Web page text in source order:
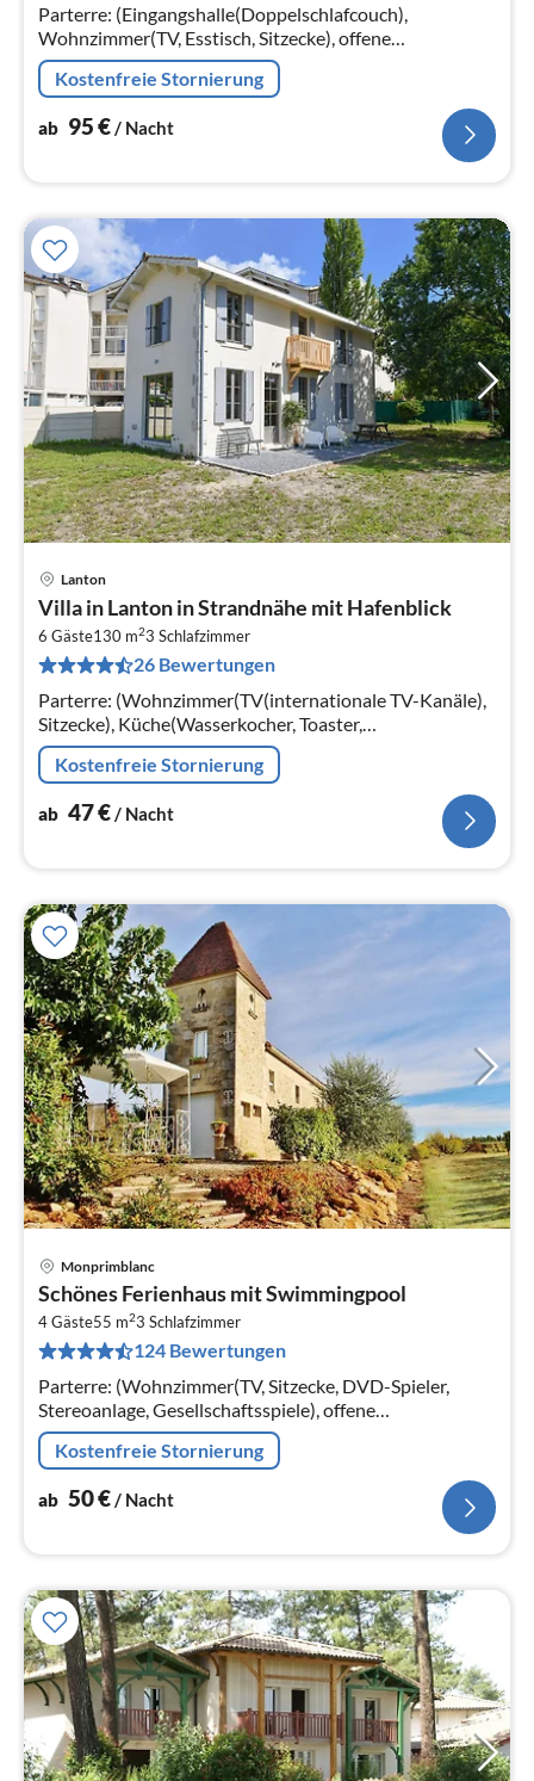
Parterre: (Eingangshalle(Doppelschlafcouch),
Wohnzimmer(TV, Esstisch, Sitzecke), offene
Küche(Kochplatte, Wasserkocher, Toaster,
Dunstabzugshaube, Kaffeemaschine,
Kostenfreie Stornierung
ab 95€ / Nacht
Lanton
Villa in Lanton in Strandnähe mit Hafenblick
6 Gäste130 m23 Schlafzimmer
26 Bewertungen
Parterre: (Wohnzimmer(TV(internationale TV-Kanäle),
Sitzecke), Küche(Wasserkocher, Toaster,
Kochherd(Induktion), Backofen, Mikrowelle,
Spülmaschine, Kühl-/Gefrierkombination)
Kostenfreie Stornierung
ab 47€/ Nacht
Monprimblanc
Schönes Ferienhaus mit Swimmingpool
4 Gäste55 m23 Schlafzimmer
124 Bewertungen
Parterre: (Wohnzimmer(TV, Sitzecke, DVD-Spieler,
Stereoanlage, Gesellschaftsspiele), offene
Küche(Esstisch, Wasserkocher, Toaster,
Kochherd(Ceranfeld)
Kostenfreie Stornierung
ab 50€/ Nacht